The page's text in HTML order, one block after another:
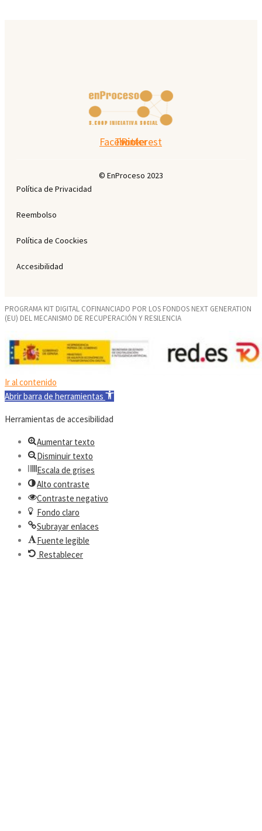
Facebook
Twitter
Pinterest
© EnProceso 2023
Política de Privacidad
Reembolso
Política de Coockies
Accesibilidad
PROGRAMA KIT DIGITAL COFINANCIADO POR LOS FONDOS NEXT GENERATION
(EU) DEL MECANISMO DE RECUPERACIÓN Y RESILENCIA
Ir al contenido
Abrir barra de herramientas
Herramientas de accesibilidad
Aumentar texto
Disminuir texto
Escala de grises
Alto contraste
Contraste negativo
Fondo claro
Subrayar enlaces
Fuente legible
Restablecer